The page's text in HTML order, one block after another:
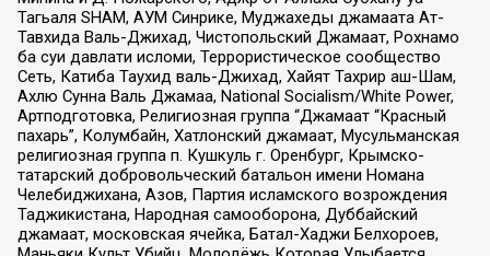
Тагьаля SHAM, АУМ Синрике, Муджахеды джамаата Ат-
Тавхида Валь-Джихад, Чистопольский Джамаат, Рохнамо
ба суи давлати исломи, Террористическое сообщество
Сеть, Катиба Таухид валь-Джихад, Хайят Тахрир аш-Шам,
Ахлю Сунна Валь Джамаа, National Socialism/White Power,
Артподготовка, Религиозная группа “Джамаат “Красный
пахарь”, Колумбайн, Хатлонский джамаат, Мусульманская
религиозная группа п. Кушкуль г. Оренбург, Крымско-
татарский добровольческий батальон имени Номана
Челебиджихана, Азов, Партия исламского возрождения
Таджикистана, Народная самооборона, Дуббайский
джамаат, московская ячейка, Батал-Хаджи Белхороев,